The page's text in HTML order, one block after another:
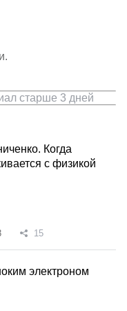
старше 3 дней
Когда
с физикой
15
электроном